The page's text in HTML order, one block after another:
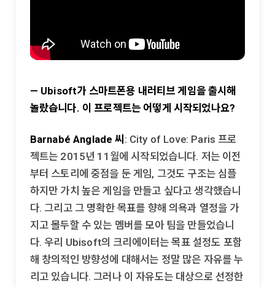
— Ubisoft가 스마트폰용 내러티브 게임을 출시해
놀랐습니다. 이 프로젝트는 어떻게 시작되었나요?
Barnabé Anglade 씨 : City of Love: Paris 프로
젝트는 2015년 11월에 시작되었습니다. 저는 이전
부터 스토리에 중점을 둔 게임, 그것도 구조는 심플
하지만 가치 높은 게임을 만들고 싶다고 생각했습니
다. 그리고 그 명확한 목표를 향해 의욕과 열정을 가
지고 몰두할 수 있는 멤버를 모아 팀을 만들었습니
다. 우리 Ubisoft의 크리에이터는 목표 설정도 포함
해 창의적인 방향성에 대해서는 정말 많은 자유를 누
리고 있습니다. 그러나 이 자유도는 대상으로 선정한